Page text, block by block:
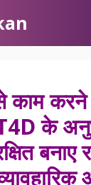
काम करने
के